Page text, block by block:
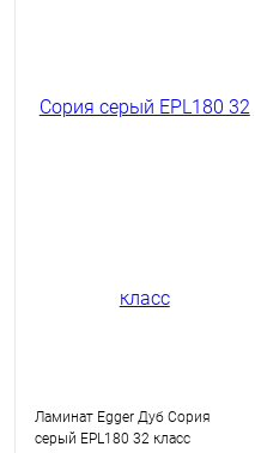
Ламинат Egger Дуб Сория
серый EPL180 32 класс